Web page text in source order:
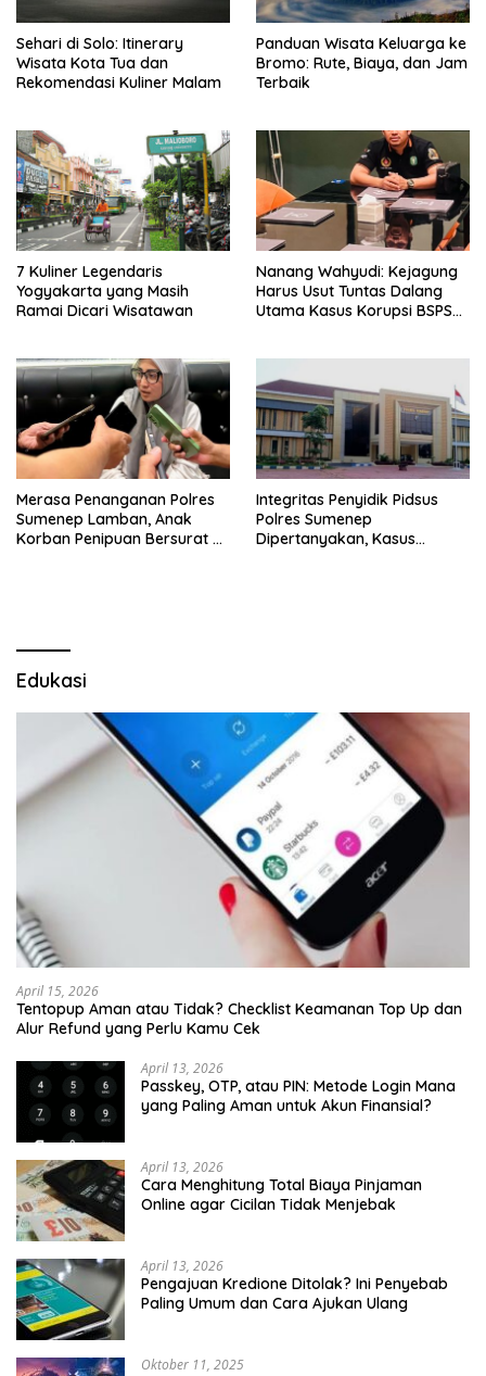
Sehari di Solo: Itinerary
Wisata Kota Tua dan
Rekomendasi Kuliner Malam
Panduan Wisata Keluarga ke
Bromo: Rute, Biaya, dan Jam
Terbaik
7 Kuliner Legendaris
Yogyakarta yang Masih
Ramai Dicari Wisatawan
Nanang Wahyudi: Kejagung
Harus Usut Tuntas Dalang
Utama Kasus Korupsi BSPS
Merasa Penanganan Polres
Sumenep Lamban, Anak
Korban Penipuan Bersurat ke
Integritas Penyidik Pidsus
Polres Sumenep
Dipertanyakan, Kasus
Edukasi
April 15, 2026
Tentopup Aman atau Tidak? Checklist Keamanan Top Up dan
Alur Refund yang Perlu Kamu Cek
April 13, 2026
Passkey, OTP, atau PIN: Metode Login Mana
yang Paling Aman untuk Akun Finansial?
April 13, 2026
Cara Menghitung Total Biaya Pinjaman
Online agar Cicilan Tidak Menjebak
April 13, 2026
Pengajuan Kredione Ditolak? Ini Penyebab
Paling Umum dan Cara Ajukan Ulang
Oktober 11, 2025